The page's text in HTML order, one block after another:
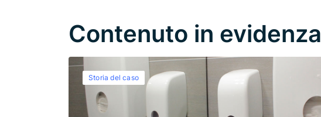
Contenuto in evidenza
Storia del caso